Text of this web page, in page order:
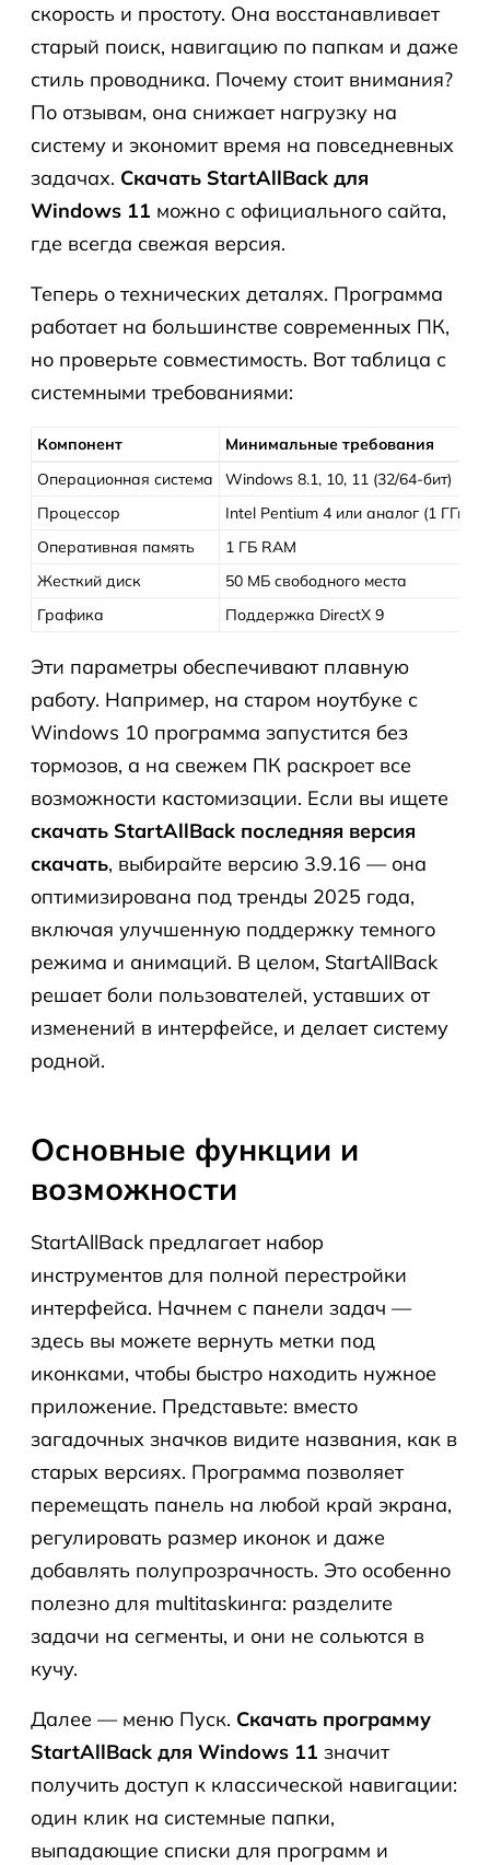
скорость и простоту. Она восстанавливает
старый поиск, навигацию по папкам и даже
стиль проводника. Почему стоит внимания?
По отзывам, она снижает нагрузку на
систему и экономит время на повседневных
задачах. Скачать StartAllBack для
Windows 11 можно с официального сайта,
где всегда свежая версия.
Теперь о технических деталях. Программа
работает на большинстве современных ПК,
но проверьте совместимость. Вот таблица с
системными требованиями:
Компонент Минимальные требования
Операционная система
Windows 8.1, 10, 11 (32/64-бит)
Процессор
Intel Pentium 4 или аналог (1 ГГц)
Оперативная память
1 ГБ RAM
Жесткий диск
50 МБ свободного места
Графика
Поддержка DirectX 9
Эти параметры обеспечивают плавную
работу. Например, на старом ноутбуке с
Windows 10 программа запустится без
тормозов, а на свежем ПК раскроет все
возможности кастомизации. Если вы ищете
скачать StartAllBack последняя версия
скачать, выбирайте версию 3.9.16 — она
оптимизирована под тренды 2025 года,
включая улучшенную поддержку темного
режима и анимаций. В целом, StartAllBack
решает боли пользователей, уставших от
изменений в интерфейсе, и делает систему
родной.
Основные функции и
возможности
StartAllBack предлагает набор
инструментов для полной перестройки
интерфейса. Начнем с панели задач —
здесь вы можете вернуть метки под
иконками, чтобы быстро находить нужное
приложение. Представьте: вместо
загадочных значков видите названия, как в
старых версиях. Программа позволяет
перемещать панель на любой край экрана,
регулировать размер иконок и даже
добавлять полупрозрачность. Это особенно
полезно для multitaskинга: разделите
задачи на сегменты, и они не сольются в
кучу.
Далее — меню Пуск. Скачать программу
StartAllBack для Windows 11 значит
получить доступ к классической навигации:
один клик на системные папки,
выпадающие списки для программ и